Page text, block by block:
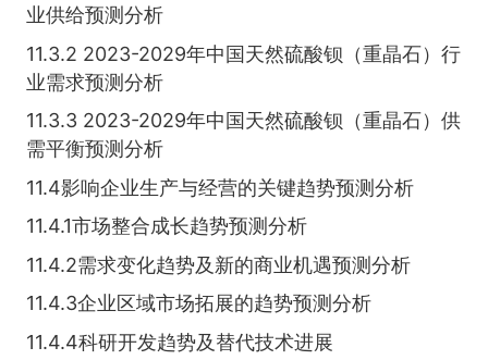
业供给预测分析
11.3.2 2023-2029年中国天然硫酸钡（重晶石）行
业需求预测分析
11.3.3 2023-2029年中国天然硫酸钡（重晶石）供
需平衡预测分析
11.4影响企业生产与经营的关键趋势预测分析
11.4.1市场整合成长趋势预测分析
11.4.2需求变化趋势及新的商业机遇预测分析
11.4.3企业区域市场拓展的趋势预测分析
11.4.4科研开发趋势及替代技术进展